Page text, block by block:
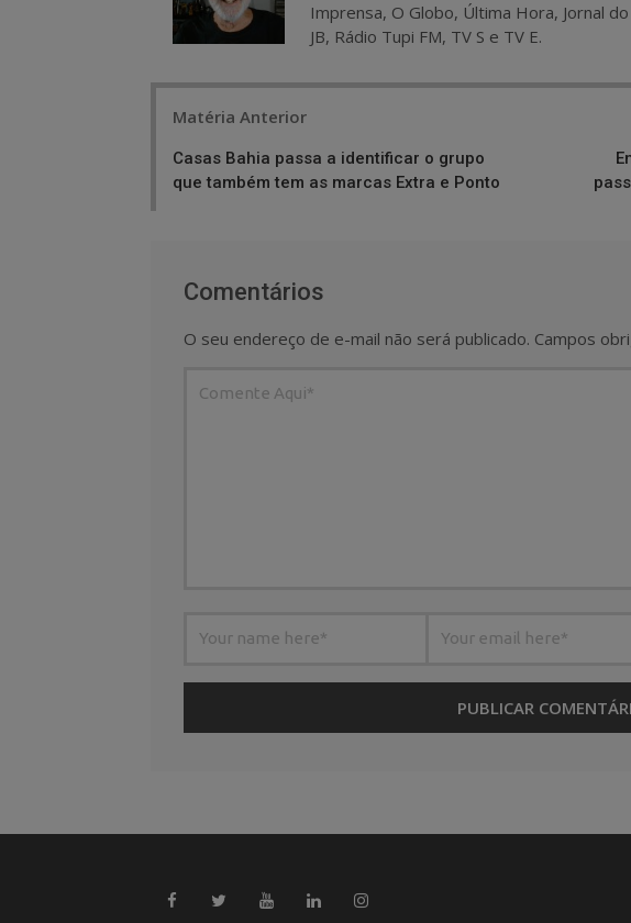
Imprensa, O Globo, Última Hora, Jornal
JB, Rádio Tupi FM, TV S e TV E.
Matéria Anterior
Casas Bahia passa a identificar o grupo
que também tem as marcas Extra e Ponto
Comentários
O seu endereço de e-mail não será publicado. Campos